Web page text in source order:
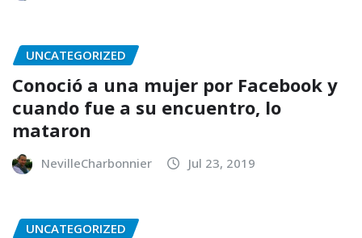
UNCATEGORIZED
Conoció a una mujer por Facebook y
cuando fue a su encuentro, lo
mataron
NevilleCharbonnier Jul 23, 2019
UNCATEGORIZED